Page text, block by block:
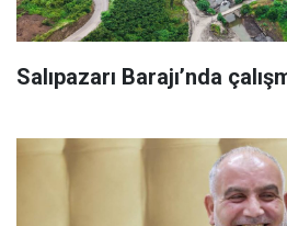
Salıpazarı Barajı’nda